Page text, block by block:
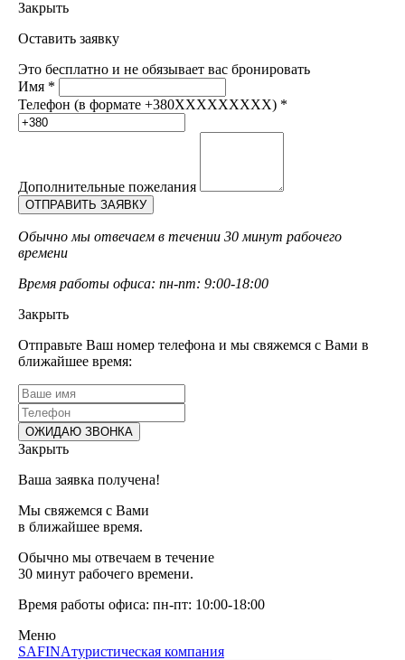
Закрыть
Оставить заявку
Это бесплатно и не обязывает вас бронировать
Имя *
Телефон (в формате +380XXXXXXXXX) *
Дополнительные пожелания
Обычно мы отвечаем в течении 30 минут рабочего
времени
Время работы офиса: пн-пт: 9:00-18:00
Закрыть
Отправьте Ваш номер телефона и мы свяжемся с Вами в
ближайшее время:
Закрыть
Ваша заявка получена!
Мы свяжемся с Вами
в ближайшее время.
Обычно мы отвечаем в течение
30 минут рабочего времени.
Время работы офиса: пн-пт: 10:00-18:00
Меню
SAFINAтуристическая компания